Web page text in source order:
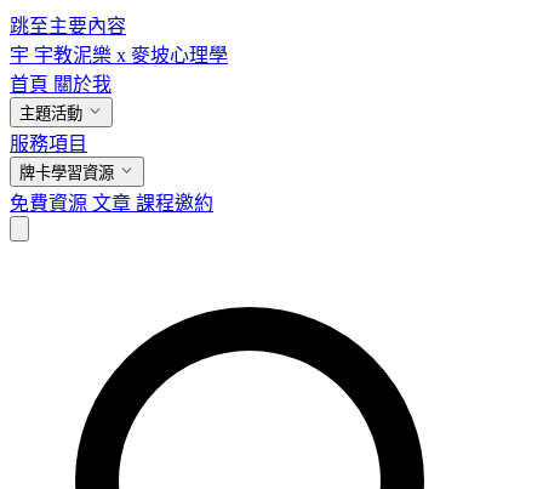
跳至主要內容
宇 宇教泥樂 x 麥坡心理學
首頁 關於我
主題活動
服務項目
牌卡學習資源
免費資源 文章 課程邀約